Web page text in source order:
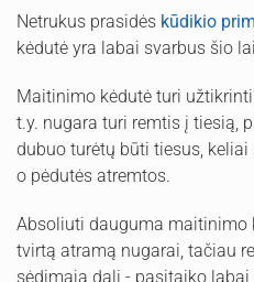
Netrukus prasidės kūdikio
kėdutė yra labai svarbus šio
Maitinimo kėdutė turi
t.y. nugara turi remtis į tiesią,
dubuo turėtų būti tiesus,
o pėdutės atremtos.
Absoliuti dauguma maitinimo
tvirtą atramą nugarai, tačiau
sėdimąją dalį - pasitaiko